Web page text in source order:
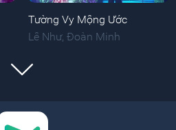
Tường Vy Mộng Ước
Lê Như, Đoàn Minh